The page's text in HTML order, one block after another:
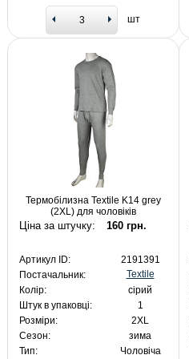
шт
Термобілизна Textile K14 grey
(2XL) для чоловіків
Ціна за штучку: 160 грн.
Артикул ID:
2191391
Постачальник:
Textile
Колір:
сірий
Штук в упаковці:
1
Розміри:
2XL
Сезон:
зима
Тип:
Чоловіча